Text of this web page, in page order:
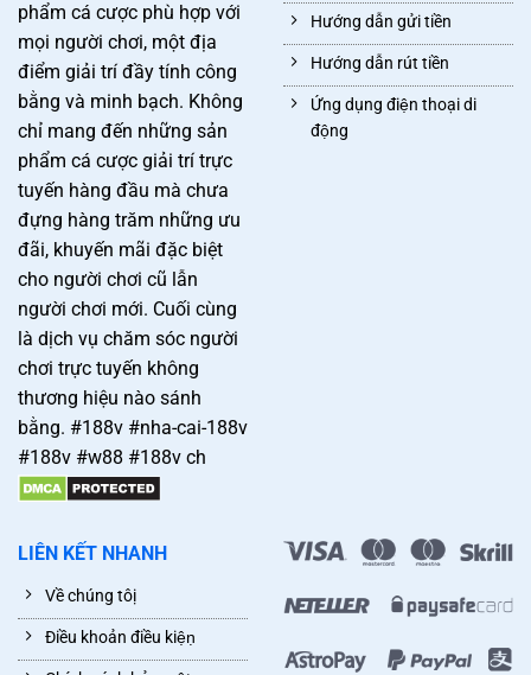
phẩm cá cược phù hợp với
mọi người chơi, một địa
điểm giải trí đầy tính công
bằng và minh bạch. Không
chỉ mang đến những sản
phẩm cá cược giải trí trực
tuyến hàng đầu mà chưa
đựng hàng trăm những ưu
đãi, khuyến mãi đặc biệt
cho người chơi cũ lẫn
người chơi mới. Cuối cùng
là dịch vụ chăm sóc người
chơi trực tuyến không
thương hiệu nào sánh
bằng. #188v #nha-cai-188v
#188v #w88 #188v ch
Hướng dẫn gửi tiền
Hướng dẫn rút tiền
Ứng dụng điện thoại di
động
LIÊN KẾT NHANH
Về chúng tôị
Điều khoản điều kiệṇ